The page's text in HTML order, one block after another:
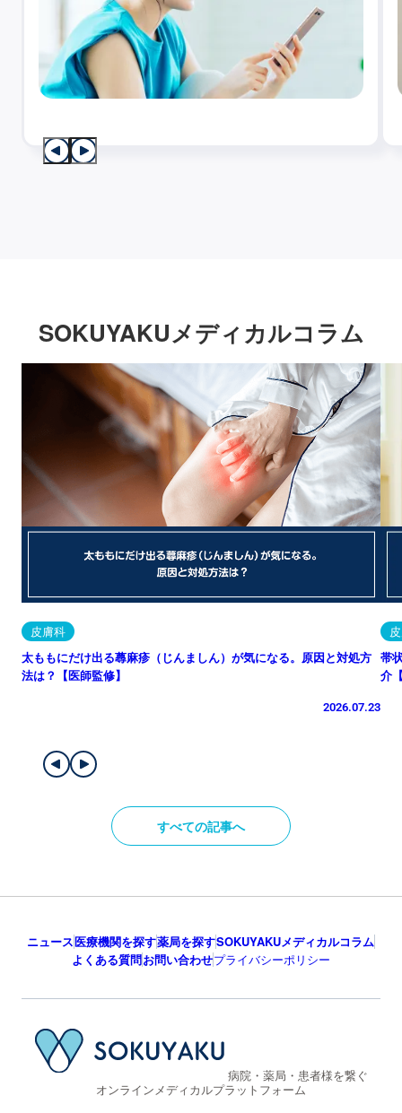
SOKUYAKUメディカルコラム
皮膚科
太ももにだけ出る蕁麻疹（じんましん）が気になる。原因と対処方
法は？【医師監修】
2026.07.23
帯
介
すべての記事へ
ニュース医療機関を探す薬局を探すSOKUYAKUメディカルコラム
よくある質問お問い合わせプライバシーポリシー
病院・薬局・患者様を繋ぐ
オンラインメディカルプラットフォーム